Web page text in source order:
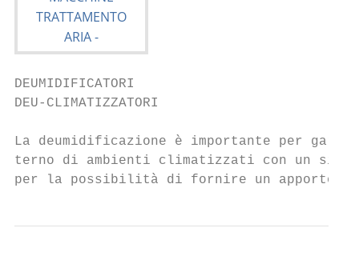
DEUMIDIFICATORI
DEU-CLIMATIZZATORI
La deumidificazione è importante per
terno di ambienti climatizzati con un
per la possibilità di fornire un apporto